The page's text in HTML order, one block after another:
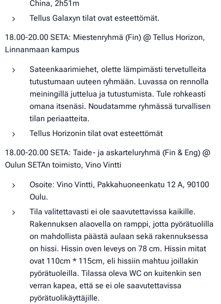
China, 2h51m
Tellus Galaxyn tilat ovat esteettömät.
18.00-20.00 SETA: Miestenryhmä (Fin) @ Tellus Horizon,
Linnanmaan kampus
Sateenkaarimiehet, olette lämpimästi tervetulleita
tutustumaan uuteen ryhmään. Luvassa on rennolla
meiningillä juttelua ja tutustumista. Tule rohkeasti
omana itsenäsi. Noudatamme ryhmässä turvallisen
tilan periaatteita.
Tellus Horizonin tilat ovat esteettömät
18.00-20.00 SETA: Taide- ja askarteluryhmä (Fin & Eng) @
Oulun SETAn toimisto, Vino Vintti
Osoite: Vino Vintti, Pakkahuoneenkatu 12 A, 90100
Oulu.
Tila valitettavasti ei ole saavutettavissa kaikille.
Rakennuksen alaovella on ramppi, jotta pyörätuolilla
on mahdollista päästä aulaan sekä rakennuksessa
on hissi. Hissin oven leveys on 78 cm. Hissin mitat
ovat 110cm * 115cm, eli hissiin mahtuu joillakin
pyörätuoleilla. Tilassa oleva WC on kuitenkin sen
verran kapea, että se ei ole saavutettavissa
pyörätuolikäyttäjille.